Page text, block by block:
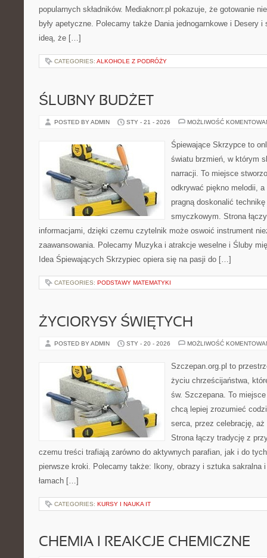
popularnych składników. Mediaknorr.pl pokazuje, że gotowanie
były apetyczne. Polecamy także Dania jednogarnkowe i Desery i
ideą, że […]
CATEGORIES: ALKOHOLE Z PODRÓŻY
ŚLUBNY BUDŻET
POSTED BY ADMIN STY - 21 - 2026 MOŻLIWOŚĆ
Śpiewające Skrzypce to
światu brzmień, w którym
narracji. To miejsce
odkrywać piękno melodii,
pragną doskonalić
smyczkowym. Strona
informacjami, dzięki czemu czytelnik może oswoić instrument
zaawansowania. Polecamy Muzyka i atrakcje weselne i Śluby
Idea Śpiewających Skrzypiec opiera się na pasji do […]
CATEGORIES: PODSTAWY MATEMATYKI
ŻYCIORYSY ŚWIĘTYCH
POSTED BY ADMIN STY - 20 - 2026 MOŻLIWOŚĆ
Szczepan.org.pl to
życiu chrześcijaństwa,
św. Szczepana. To
chcą lepiej zrozumieć
serca, przez celebrację,
Strona łączy tradycję z
czemu treści trafiają zarówno do aktywnych parafian, jak i do
pierwsze kroki. Polecamy także: Ikony, obrazy i sztuka sakralna
łamach […]
CATEGORIES: KURSY I NAUKA IT
CHEMIA I REAKCJE CHEMICZNE